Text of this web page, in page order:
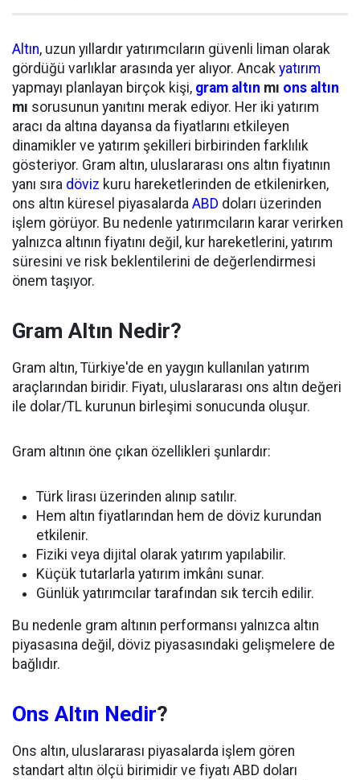
Altın, uzun yıllardır yatırımcıların güvenli liman olarak
gördüğü varlıklar arasında yer alıyor. Ancak yatırım
yapmayı planlayan birçok kişi, gram altın mı ons altın
mı sorusunun yanıtını merak ediyor. Her iki yatırım
aracı da altına dayansa da fiyatlarını etkileyen
dinamikler ve yatırım şekilleri birbirinden farklılık
gösteriyor. Gram altın, uluslararası ons altın fiyatının
yanı sıra döviz kuru hareketlerinden de etkilenirken,
ons altın küresel piyasalarda ABD doları üzerinden
işlem görüyor. Bu nedenle yatırımcıların karar verirken
yalnızca altının fiyatını değil, kur hareketlerini, yatırım
süresini ve risk beklentilerini de değerlendirmesi
önem taşıyor.
Gram Altın Nedir?
Gram altın, Türkiye'de en yaygın kullanılan yatırım
araçlarından biridir. Fiyatı, uluslararası ons altın değeri
ile dolar/TL kurunun birleşimi sonucunda oluşur.
Gram altının öne çıkan özellikleri şunlardır:
Türk lirası üzerinden alınıp satılır.
Hem altın fiyatlarından hem de döviz kurundan
etkilenir.
Fiziki veya dijital olarak yatırım yapılabilir.
Küçük tutarlarla yatırım imkânı sunar.
Günlük yatırımcılar tarafından sık tercih edilir.
Bu nedenle gram altının performansı yalnızca altın
piyasasına değil, döviz piyasasındaki gelişmelere de
bağlıdır.
Ons Altın Nedir?
Ons altın, uluslararası piyasalarda işlem gören
standart altın ölçü birimidir ve fiyatı ABD doları